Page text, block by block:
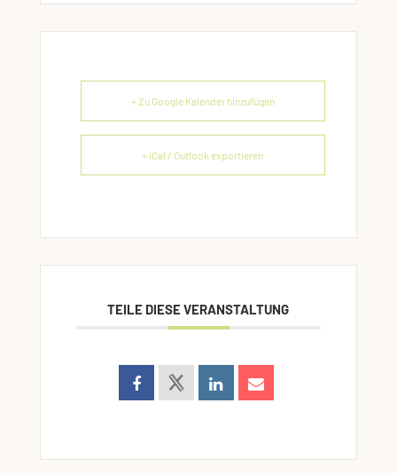
+ Zu Google Kalender hinzufügen
+ iCal / Outlook exportieren
TEILE DIESE VERANSTALTUNG